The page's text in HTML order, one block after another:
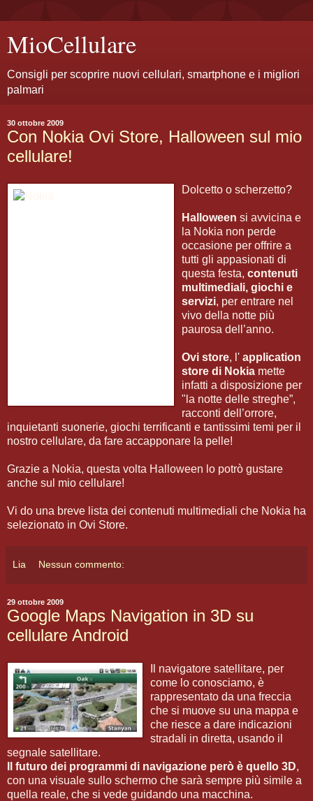
MioCellulare
Consigli per scoprire nuovi cellulari, smartphone e i migliori
palmari
30 ottobre 2009
Con Nokia Ovi Store, Halloween sul mio
cellulare!
Dolcetto o scherzetto?
Halloween si avvicina e
la Nokia non perde
occasione per offrire a
tutti gli appasionati di
questa festa, contenuti
multimediali, giochi e
servizi, per entrare nel
vivo della notte più
paurosa dell’anno.
Ovi store, l' application
store di Nokia mette
infatti a disposizione per
"la notte delle streghe”,
racconti dell’orrore,
inquietanti suonerie, giochi terrificanti e tantissimi temi per il
nostro cellulare, da fare accapponare la pelle!
Grazie a Nokia, questa volta Halloween lo potrò gustare
anche sul mio cellulare!
Vi do una breve lista dei contenuti multimediali che Nokia ha
selezionato in Ovi Store.
Lia Nessun commento:
29 ottobre 2009
Google Maps Navigation in 3D su
cellulare Android
Il navigatore satellitare, per
come lo conosciamo, è
rappresentato da una freccia
che si muove su una mappa e
che riesce a dare indicazioni
stradali in diretta, usando il
segnale satellitare.
Il futuro dei programmi di navigazione però è quello 3D,
con una visuale sullo schermo che sarà sempre più simile a
quella reale, che si vede guidando una macchina.